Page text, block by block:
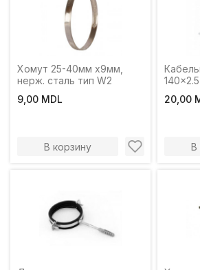
Хомут 25-40мм х9мм,
нерж. сталь тип W2
9,00 MDL
В корзину
20,00
В